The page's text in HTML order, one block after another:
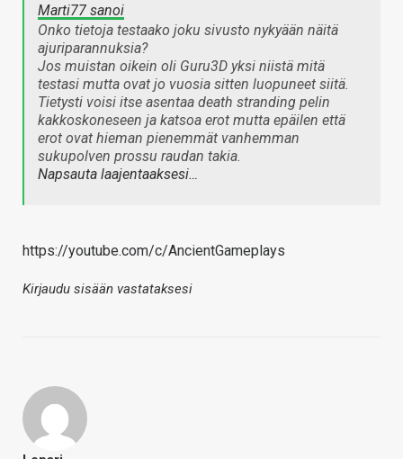
Marti77 sanoi
Onko tietoja testaako joku sivusto nykyään näitä
ajuriparannuksia?
Jos muistan oikein oli Guru3D yksi niistä mitä
testasi mutta ovat jo vuosia sitten luopuneet siitä.
Tietysti voisi itse asentaa death stranding pelin
kakkoskoneseen ja katsoa erot mutta epäilen että
erot ovat hieman pienemmät vanhemman
sukupolven prossu raudan takia.
Napsauta laajentaaksesi…
https://youtube.com/c/AncientGameplays
Kirjaudu sisään vastataksesi